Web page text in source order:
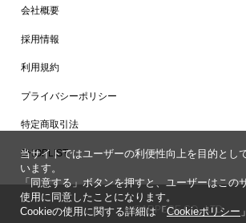
会社概要
採用情報
利用規約
プライバシーポリシー
特定商取引法
SHOPLIST
©ARPEGE CO., LTD.
当サイトではユーザーの利便性向上を目的とし
います。
「同意する」ボタンを押すと、ユーザーはこの
使用に同意したことになります。
Cookieの使用に関する詳細は「Cookieポリシー